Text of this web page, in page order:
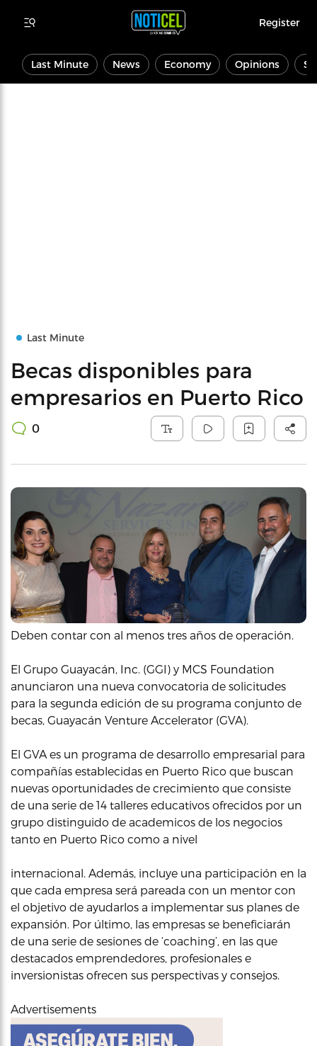
Register
Last Minute News Economy Opinions
Last Minute
Becas disponibles para
empresarios en Puerto Rico
0
Deben contar con al menos tres años de operación.
El Grupo Guayacán, Inc. (GGI) y MCS Foundation
anunciaron una nueva convocatoria de solicitudes
para la segunda edición de su programa conjunto de
becas, Guayacán Venture Accelerator (GVA).
El GVA es un programa de desarrollo empresarial para
compañías establecidas en Puerto Rico que buscan
nuevas oportunidades de crecimiento que consiste
de una serie de 14 talleres educativos ofrecidos por un
grupo distinguido de academicos de los negocios
tanto en Puerto Rico como a nivel
internacional. Además, incluye una participación en la
que cada empresa será pareada con un mentor con
el objetivo de ayudarlos a implementar sus planes de
expansión. Por último, las empresas se beneficiarán
de una serie de sesiones de ‘coaching’, en las que
destacados emprendedores, profesionales e
inversionistas ofrecen sus perspectivas y consejos.
Advertisements